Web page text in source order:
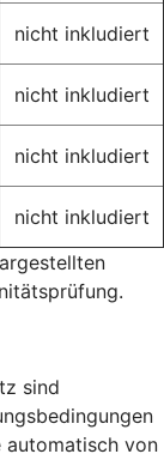
nicht inkludiert
nicht inkludiert
nicht inkludiert
nicht inkludiert
sind
automatisch von